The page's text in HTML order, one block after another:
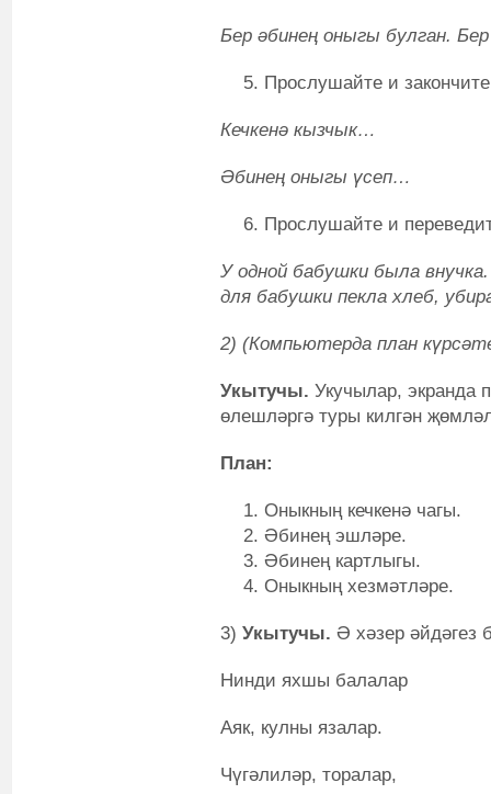
Бер әбинең оныгы булган.
Прослушайте и
Кечкенә кызчык…
Әбинең оныгы үсеп…
Прослушайте и
У одной бабушки была
для бабушки пекла хлеб,
2) (Компьютерда план
Укытучы. Укучылар, экранда
өлешләргә туры килгән
План:
Оныкның кечкенә чагы.
Әбинең эшләре.
Әбинең картлыгы.
Оныкның хезмәтләре.
3) Укытучы. Ә хәзер әйдәгез
Нинди яхшы балалар
Аяк, кулны язалар.
Чүгәлиләр, торалар,